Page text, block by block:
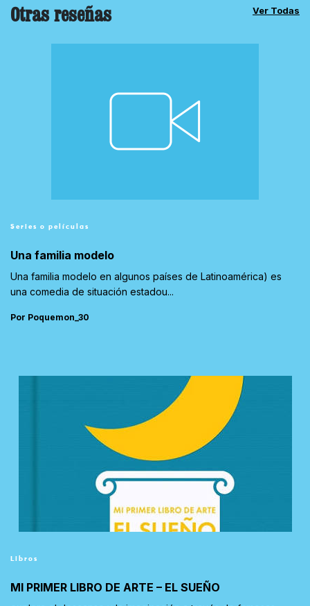
Otras reseñas Ver Todas
Series o películas
Una familia modelo
Una familia modelo en algunos países de Latinoamérica) es
una comedia de situación estadou...
Por Poquemon_30
Libros
MI PRIMER LIBRO DE ARTE – EL SUEÑO